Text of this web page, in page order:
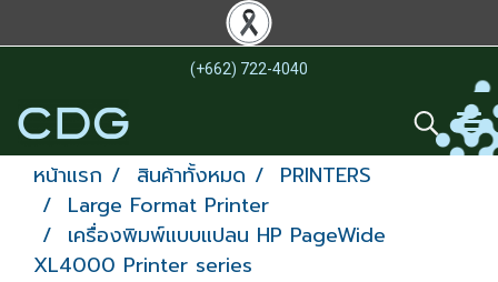
(+662) 722-4040
หน้าแรก สินค้าทั้งหมด
PRINTERS
Large Format Printer
เครื่องพิมพ์แบบแปลน HP PageWide
XL4000 Printer series